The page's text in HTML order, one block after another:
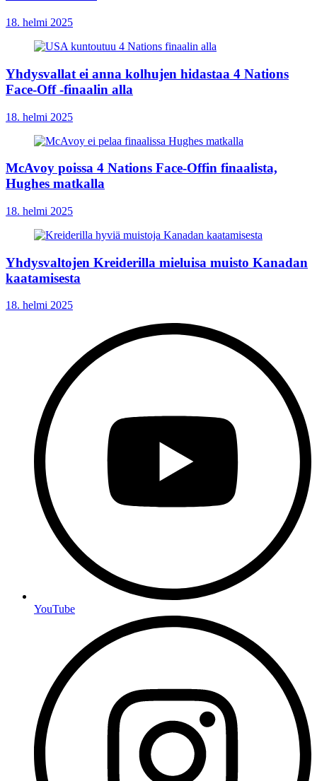
18. helmi 2025
Yhdysvallat ei anna kolhujen hidastaa 4 Nations
Face-Off -finaalin alla
18. helmi 2025
McAvoy poissa 4 Nations Face-Offin finaalista,
Hughes matkalla
18. helmi 2025
Yhdysvaltojen Kreiderilla mieluisa muisto Kanadan
kaatamisesta
18. helmi 2025
YouTube